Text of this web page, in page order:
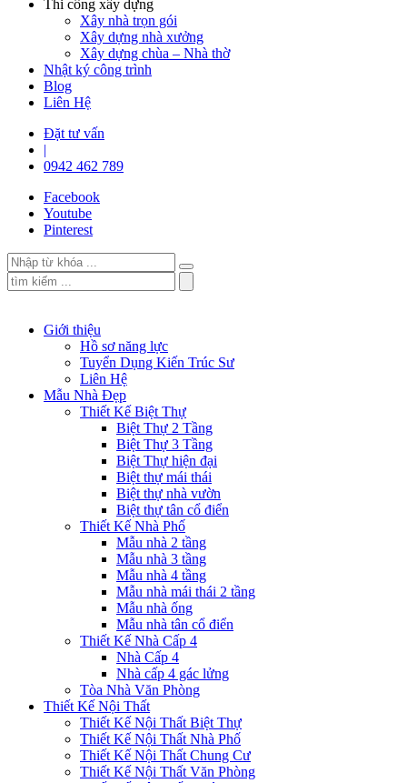
Thi công xây dựng
Xây nhà trọn gói
Xây dựng nhà xưởng
Xây dựng chùa – Nhà thờ
Nhật ký công trình
Blog
Liên Hệ
Đặt tư vấn
|
0942 462 789
Facebook
Youtube
Pinterest
Giới thiệu
Hồ sơ năng lực
Tuyển Dụng Kiến Trúc Sư
Liên Hệ
Mẫu Nhà Đẹp
Thiết Kế Biệt Thự
Biệt Thự 2 Tầng
Biệt Thự 3 Tầng
Biệt Thự hiện đại
Biệt thự mái thái
Biệt thự nhà vườn
Biệt thự tân cổ điển
Thiết Kế Nhà Phố
Mẫu nhà 2 tầng
Mẫu nhà 3 tầng
Mẫu nhà 4 tầng
Mẫu nhà mái thái 2 tầng
Mẫu nhà ống
Mẫu nhà tân cổ điển
Thiết Kế Nhà Cấp 4
Nhà Cấp 4
Nhà cấp 4 gác lửng
Tòa Nhà Văn Phòng
Thiết Kế Nội Thất
Thiết Kế Nội Thất Biệt Thự
Thiết Kế Nội Thất Nhà Phố
Thiết Kế Nội Thất Chung Cư
Thiết Kế Nội Thất Văn Phòng